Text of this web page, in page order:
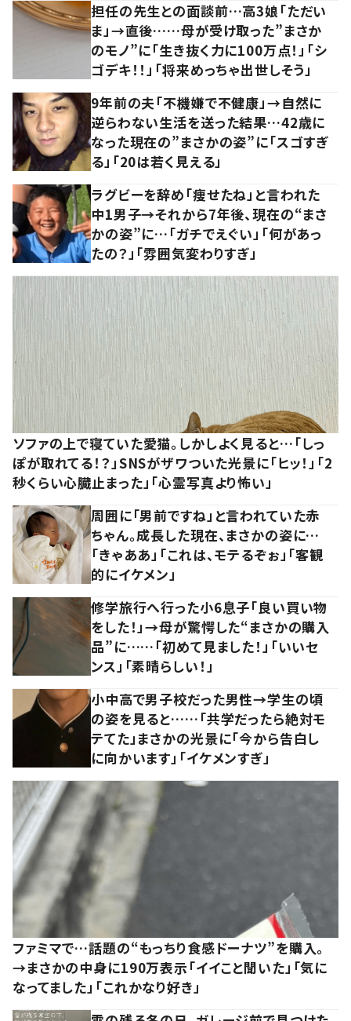
担任の先生との面談前…高3娘「ただい
ま」→直後……母が受け取った”まさか
のモノ”に「生き抜く力に100万点！」「シ
ゴデキ！！」「将来めっちゃ出世しそう」
9年前の夫「不機嫌で不健康」→自然に
逆らわない生活を送った結果…42歳に
なった現在の”まさかの姿”に「スゴすぎ
る」「20は若く見える」
ラグビーを辞め「痩せたね」と言われた
中1男子→それから7年後、現在の“まさ
かの姿”に…「ガチでえぐい」「何があっ
たの？」「雰囲気変わりすぎ」
ソファの上で寝ていた愛猫。しかしよく見ると…「しっ
ぽが取れてる！？」SNSがザワついた光景に「ヒッ！」「2
秒くらい心臓止まった」「心霊写真より怖い」
周囲に「男前ですね」と言われていた赤
ちゃん。成長した現在、まさかの姿に…
「きゃああ」「これは、モテるぞぉ」「客観
的にイケメン」
修学旅行へ行った小6息子「良い買い物
をした！」→母が驚愕した“まさかの購入
品”に……「初めて見ました！」「いいセ
ンス」「素晴らしい！」
小中高で男子校だった男性→学生の頃
の姿を見ると……「共学だったら絶対モ
テてた」まさかの光景に「今から告白し
に向かいます」「イケメンすぎ」
ファミマで…話題の“もっちり食感ドーナツ”を購入。
→まさかの中身に190万表示「イイこと聞いた」「気に
なってました」「これかなり好き」